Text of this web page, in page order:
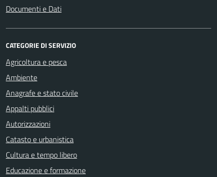
Documenti e Dati
CATEGORIE DI SERVIZIO
Agricoltura e pesca
Ambiente
Anagrafe e stato civile
Appalti pubblici
Autorizzazioni
Catasto e urbanistica
Cultura e tempo libero
Educazione e formazione